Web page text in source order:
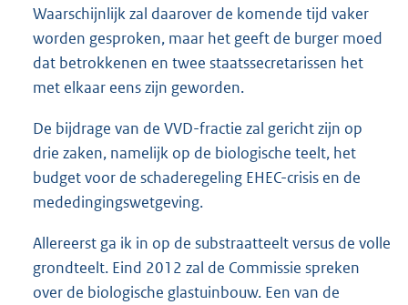
Waarschijnlijk zal daarover de komende tijd vaker
worden gesproken, maar het geeft de burger moed
dat betrokkenen en twee staatssecretarissen het
met elkaar eens zijn geworden.
De bijdrage van de VVD-fractie zal gericht zijn op
drie zaken, namelijk op de biologische teelt, het
budget voor de schaderegeling EHEC-crisis en de
mededingingswetgeving.
Allereerst ga ik in op de substraatteelt versus de volle
grondteelt. Eind 2012 zal de Commissie spreken
over de biologische glastuinbouw. Een van de